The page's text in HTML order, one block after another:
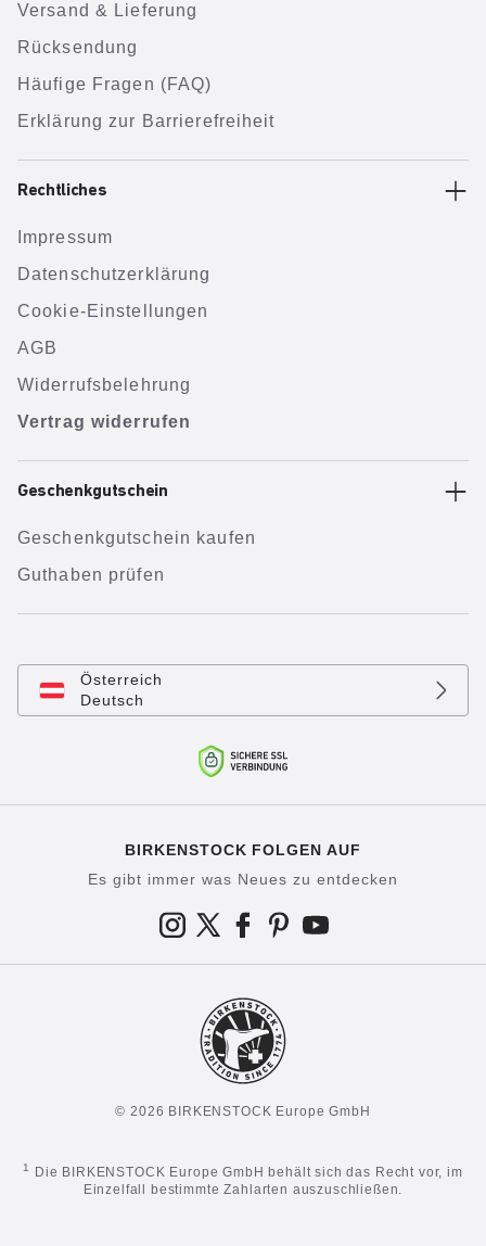
Versand & Lieferung
Rücksendung
Häufige Fragen (FAQ)
Erklärung zur Barrierefreiheit
Rechtliches
Impressum
Datenschutzerklärung
Cookie-Einstellungen
AGB
Widerrufsbelehrung
Vertrag widerrufen
Geschenkgutschein
Geschenkgutschein kaufen
Guthaben prüfen
Österreich
Deutsch
BIRKENSTOCK FOLGEN AUF
Es gibt immer was Neues zu entdecken
© 2026 BIRKENSTOCK Europe GmbH
1
Die BIRKENSTOCK Europe GmbH behält sich das Recht vor, im
Einzelfall bestimmte Zahlarten auszuschließen.